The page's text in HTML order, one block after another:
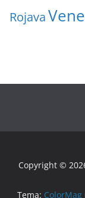
Rojava
Copyright ©
Tema: ColorMag